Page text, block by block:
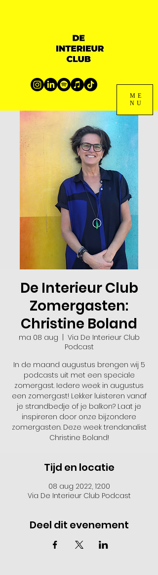
ME
NU
De Interieur Club
Zomergasten:
Christine Boland
ma 08 aug
Via De Interieur Club
Podcast
In de maand augustus brengen wij 5
podcasts uit met een speciale
zomergast. Iedere week in augustus
een zomergast! Lekker luisteren vanaf
je strandbedje of je balkon? Laat je
inspireren door onze bijzondere
zomergasten. Deze week trendanalist
Christine Boland!
Tijd en locatie
08 aug 2022, 12:00
Via De Interieur Club Podcast
Deel dit evenement